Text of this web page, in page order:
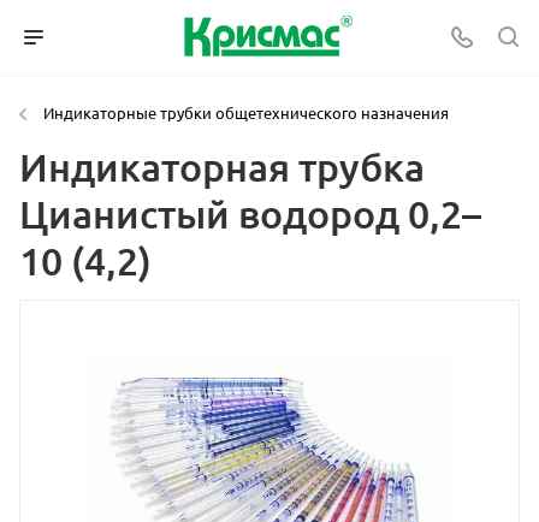
Индикаторные трубки общетехнического назначения
Индикаторная трубка
Цианистый водород 0,2–
10 (4,2)